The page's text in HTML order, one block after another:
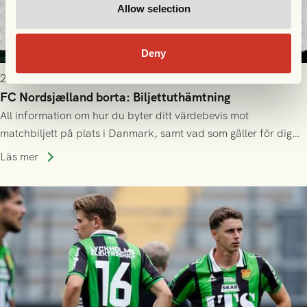
Allow selection
Deny
2026-07-28 17:36
FC Nordsjælland borta: Biljettuthämtning
All information om hur du byter ditt värdebevis mot
matchbiljett på plats i Danmark, samt vad som gäller för dig
som står på reservlista eller fått förhinder.
Läs mer